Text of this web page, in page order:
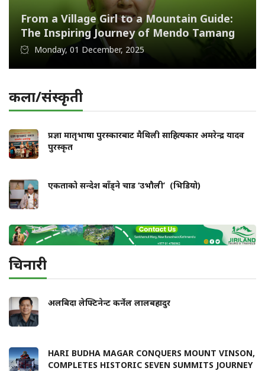
From a Village Girl to a Mountain Guide:
The Inspiring Journey of Mendo Tamang
Monday, 01 December, 2025
कला/संस्कृती
प्रज्ञा मातृभाषा पुरस्कारबाट मैथिली साहित्यकार अमरेन्द्र यादव
पुरस्कृत
एकताको सन्देश बाँड्ने चाड ‘उभौली’ (भिडियो)
चिनारी
अलबिदा लेफ्टिनेन्ट कर्नेल लालबहादुर
HARI BUDHA MAGAR CONQUERS MOUNT VINSON,
COMPLETES HISTORIC SEVEN SUMMITS JOURNEY